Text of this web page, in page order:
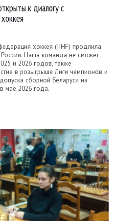
к диалогу с
хоккея (IIHF) продлила
Наша команда не сможет
и 2026 годов, также
в розыгрыше Лиги чемпионов и
сборной Беларуси на
мае 2026 года.